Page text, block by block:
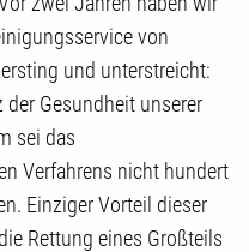
von
und unterstreicht:
der Gesundheit unserer
sei das
Verfahrens nicht hundert
Einziger Vorteil dieser
Rettung eines Großteils